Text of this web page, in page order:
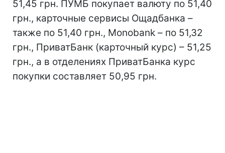
51,45 грн. ПУМБ покупает валюту по 51,40
грн., карточные сервисы Ощадбанка –
также по 51,40 грн., Monobank – по 51,32
грн., ПриватБанк (карточный курс) – 51,25
грн., а в отделениях ПриватБанка курс
покупки составляет 50,95 грн.